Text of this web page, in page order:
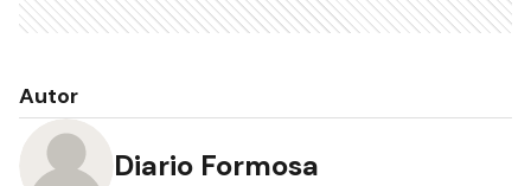
Autor
Diario Formosa